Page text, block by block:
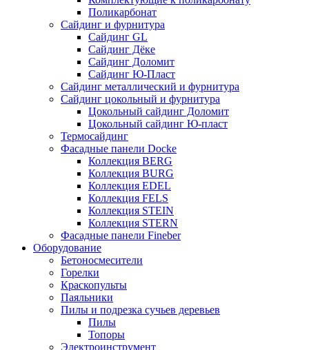
Поликарбонат
Сайдинг и фурнитура
Сайдинг GL
Сайдинг Дёке
Сайдинг Доломит
Сайдинг Ю-Пласт
Сайдинг металлический и фурнитура
Сайдинг цокольный и фурнитура
Цокольный сайдинг Доломит
Цокольный сайдинг Ю-пласт
Термосайдинг
Фасадные панели Docke
Коллекция BERG
Коллекция BURG
Коллекция EDEL
Коллекция FELS
Коллекция STEIN
Коллекция STERN
Фасадные панели Fineber
Оборудование
Бетоносмесители
Горелки
Краскопульты
Паяльники
Пилы и подрезка сучьев деревьев
Пилы
Топоры
Электроинструмент